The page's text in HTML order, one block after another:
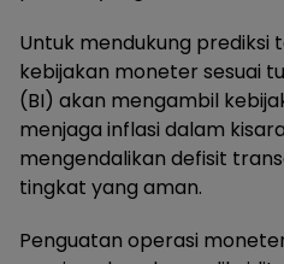
Untuk mendukung prediksi
kebijakan moneter sesuai
(BI) akan mengambil
menjaga inflasi dalam
mengendalikan defisit
tingkat yang aman.
Penguatan operasi